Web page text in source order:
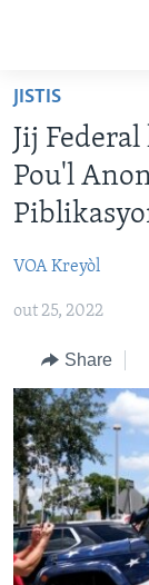
Skip
main
content
Skip
to
main
Navigation
Skip
Search
LÈZETAZINI
AMERIK LATIN
VIDEO
FLASHPOINT
Learning English
SUIV NOU
Languages
JISTIS
Jij
Pou'l
VOA Kreyòl
out 25, 2022
Share